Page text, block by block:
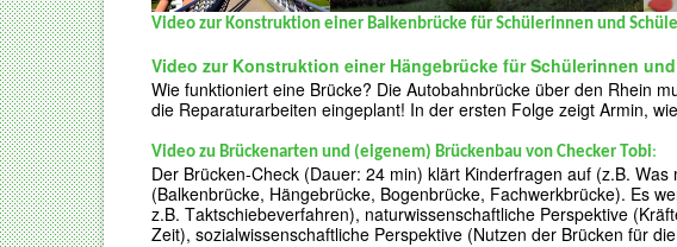
Video zur Konstruktion einer Balkenbrücke für Schülerinnen und
Video zur Konstruktion einer Hängebrücke für Schülerinnen
Wie funktioniert eine Brücke? Die Autobahnbrücke über den Rhein
die Reparaturarbeiten eingeplant! In der ersten Folge zeigt Armin,
Video zu Brückenarten und (eigenem) Brückenbau von Checker Tobi:
Der Brücken-Check (Dauer: 24 min) klärt Kinderfragen auf (z.B.
(Balkenbrücke, Hängebrücke, Bogenbrücke, Fachwerkbrücke). Es
z.B. Taktschiebeverfahren), naturwissenschaftliche Perspektive
Zeit), sozialwissenschaftliche Perspektive (Nutzen der Brücken für